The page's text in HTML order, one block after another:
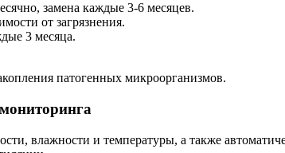
замена каждые 3-6 месяцев.
от загрязнения.
3 месяца.
патогенных микроорганизмов.
влажности и температуры, а также